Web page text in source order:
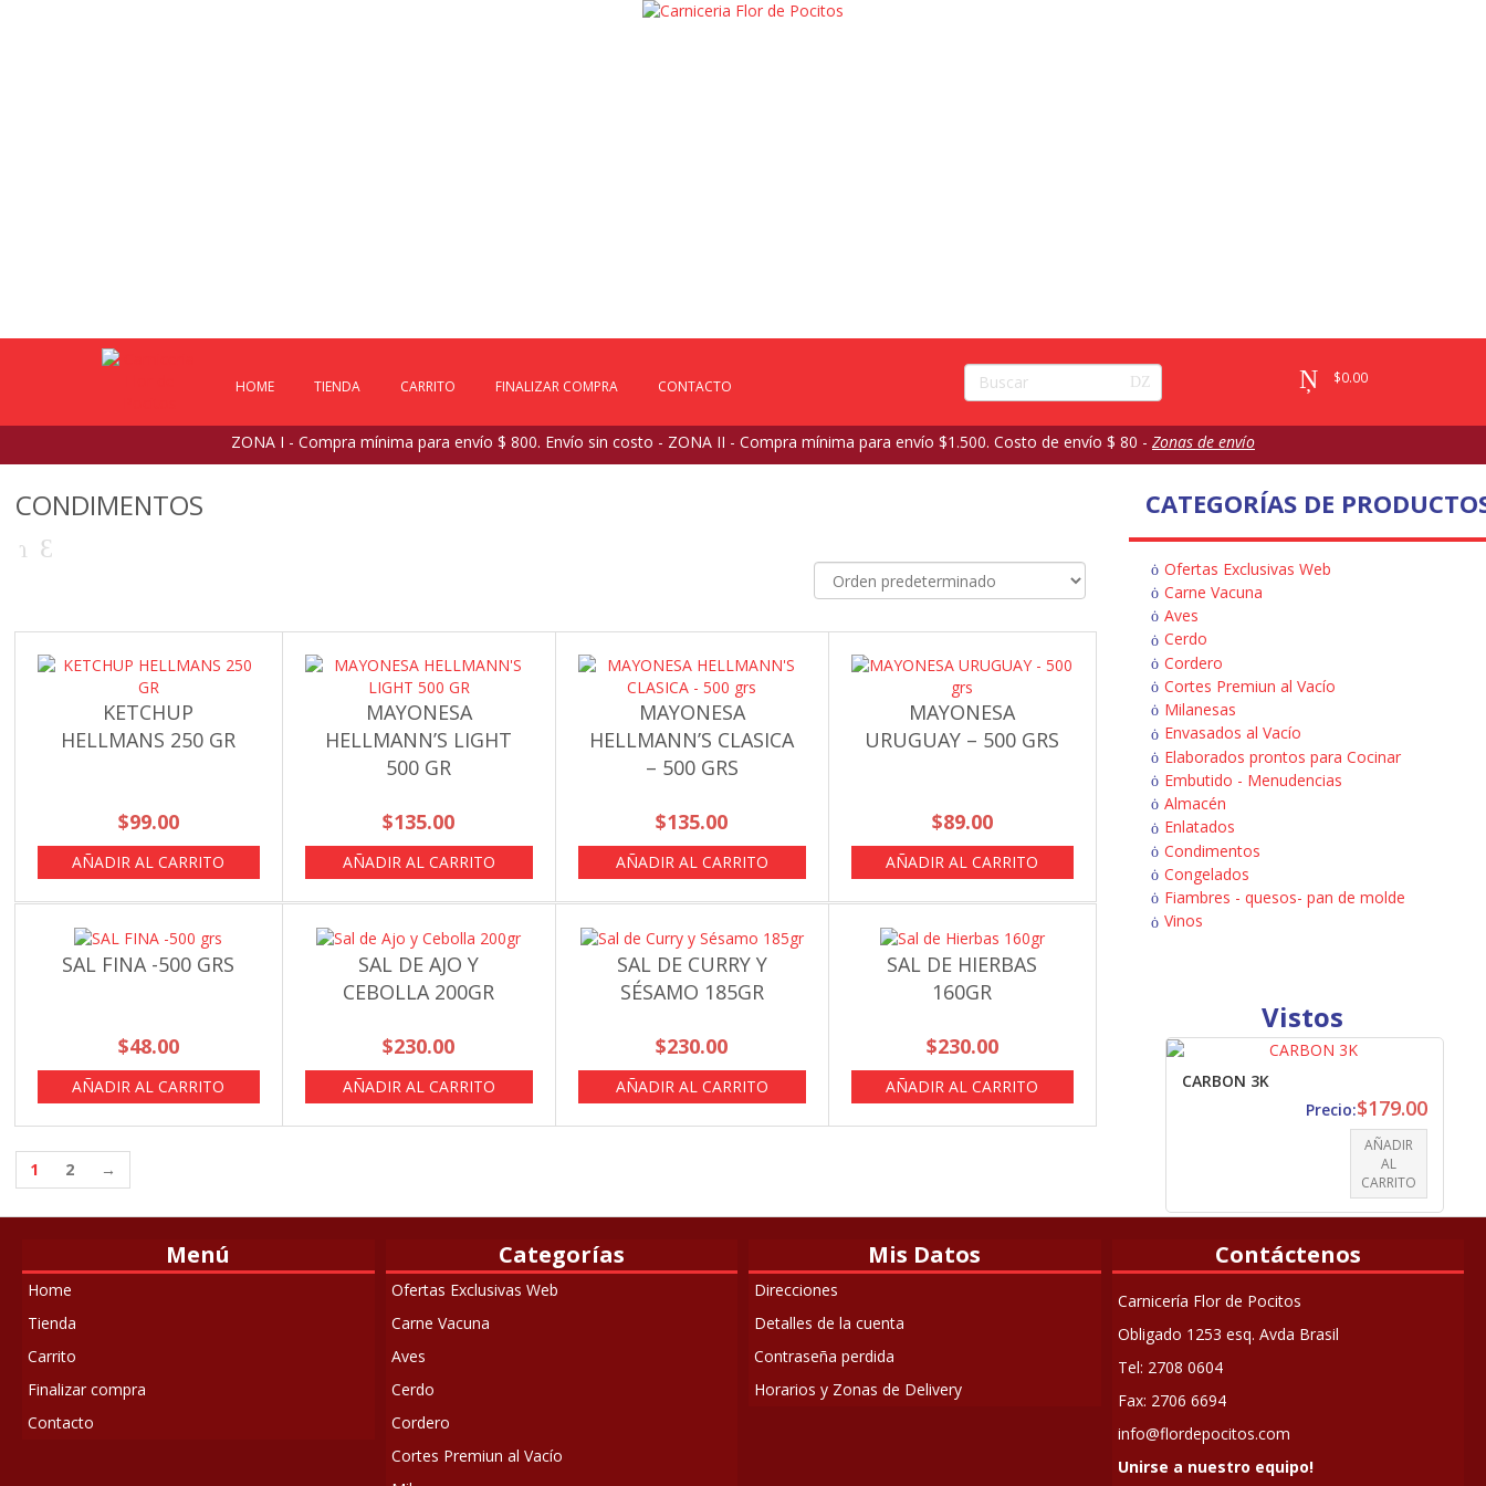
HOME TIENDA CARRITO FINALIZAR COMPRA CONTACTO $0.00
ZONA I - Compra mínima para envío $ 800. Envío sin costo - ZONA II - Compra mínima para envío $1.500. Costo de envío $ 80 - Zonas de envío
CONDIMENTOS
KETCHUP
HELLMANS 250 GR
$99.00
AÑADIR AL CARRITO
MAYONESA
HELLMANN’S LIGHT
500 GR
$135.00
AÑADIR AL CARRITO
MAYONESA
HELLMANN’S CLASICA
– 500 GRS
$135.00
AÑADIR AL CARRITO
MAYONESA
URUGUAY – 500 GRS
$89.00
AÑADIR AL CARRITO
SAL FINA -500 GRS
$48.00
AÑADIR AL CARRITO
SAL DE AJO Y
CEBOLLA 200GR
$230.00
AÑADIR AL CARRITO
SAL DE CURRY Y
SÉSAMO 185GR
$230.00
AÑADIR AL CARRITO
SAL DE HIERBAS
160GR
$230.00
AÑADIR AL CARRITO
1 2 →
CATEGORÍAS DE
Ofertas Exclusivas Web
Carne Vacuna
Aves
Cerdo
Cordero
Cortes Premiun al Vacío
Milanesas
Envasados al Vacío
Elaborados prontos para Cocinar
Embutido - Menudencias
Almacén
Enlatados
Condimentos
Congelados
Fiambres - quesos- pan de molde
Vinos
Vistos
CARBON 3K
Precio:$179.00
AÑADIR
AL
CARRITO
Menú
Home
Tienda
Carrito
Finalizar compra
Contacto
Categorías
Ofertas Exclusivas Web
Carne Vacuna
Aves
Cerdo
Cordero
Cortes Premiun al Vacío
Mis Datos
Direcciones
Detalles de la cuenta
Contraseña perdida
Horarios y Zonas de Delivery
Contáctenos
Carnicería Flor de Pocitos
Obligado 1253 esq. Avda Brasil
Tel: 2708 0604
Fax: 2706 6694
info@flordepocitos.com
Unirse a nuestro equipo!